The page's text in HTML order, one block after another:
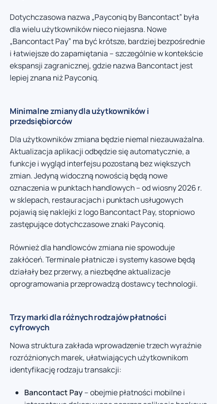
Dotychczasowa nazwa „Payconiq by Bancontact” była
dla wielu użytkowników nieco niejasna. Nowe
„Bancontact Pay” ma być krótsze, bardziej bezpośrednie
i łatwiejsze do zapamiętania – szczególnie w kontekście
ekspansji zagranicznej, gdzie nazwa Bancontact jest
lepiej znana niż Payconiq.
Minimalne zmiany dla użytkowników i
przedsiębiorców
Dla użytkowników zmiana będzie niemal niezauważalna.
Aktualizacja aplikacji odbędzie się automatycznie, a
funkcje i wygląd interfejsu pozostaną bez większych
zmian. Jedyną widoczną nowością będą nowe
oznaczenia w punktach handlowych – od wiosny 2026 r.
w sklepach, restauracjach i punktach usługowych
pojawią się naklejki z logo Bancontact Pay, stopniowo
zastępujące dotychczasowe znaki Payconiq.
Również dla handlowców zmiana nie spowoduje
zakłóceń. Terminale płatnicze i systemy kasowe będą
działały bez przerwy, a niezbędne aktualizacje
oprogramowania przeprowadzą dostawcy technologii.
Trzy marki dla różnych rodzajów płatności
cyfrowych
Nowa struktura zakłada wprowadzenie trzech wyraźnie
rozróżnionych marek, ułatwiających użytkownikom
identyfikację rodzaju transakcji:
Bancontact Pay– obejmie płatności mobilne i